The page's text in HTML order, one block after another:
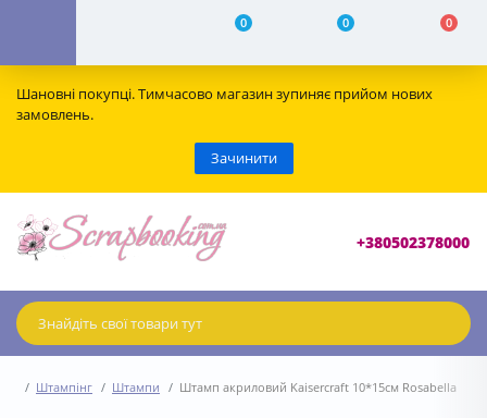
0 0 0
Шановні покупці. Тимчасово магазин зупиняє прийом нових
замовлень.
Зачинити
+380502378000
Штампінг Штампи Штамп акриловий Kaisercraft 10*15см Rosabella